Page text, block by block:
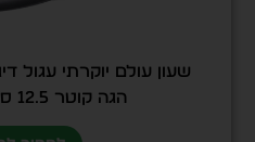
שעון עולם יוקרתי עגול
הגה קוטר 12.5 ס”מ דגם 2835